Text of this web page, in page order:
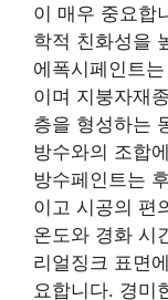
이 매우 중요합
학적 친화성을
에폭시페인트
이며 지붕자재
층을 형성하는
방수와의 조합
방수페인트는
이고 시공의 편
온도와 경화 시
리얼징크 표면
요합니다. 경미